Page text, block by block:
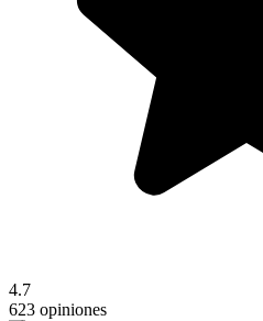
4.7
623 opiniones